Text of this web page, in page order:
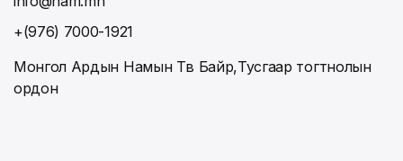
+(976) 7000-1921
Монгол Ардын Намын Төв Байр,Тусгаар тогтнолын
ордон